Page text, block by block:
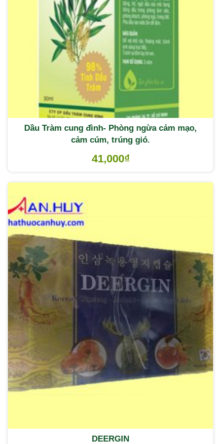
Dầu Tràm cung đình- Phòng ngừa cảm mạo,
cảm cúm, trúng gió.
41,000₫
DEERGIN